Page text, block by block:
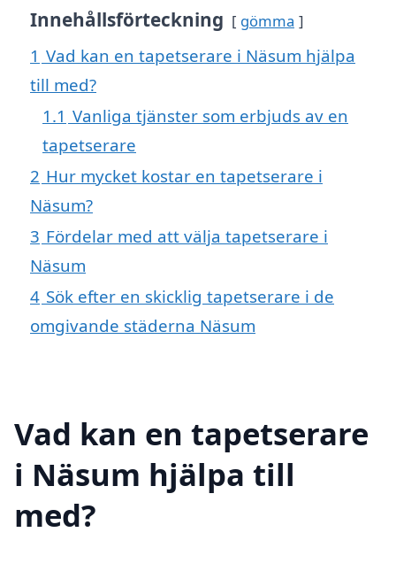
Innehållsförteckning gömma
1 Vad kan en tapetserare i Näsum hjälpa
till med?
1.1 Vanliga tjänster som erbjuds av en
tapetserare
2 Hur mycket kostar en tapetserare i
Näsum?
3 Fördelar med att välja tapetserare i
Näsum
4 Sök efter en skicklig tapetserare i de
omgivande städerna Näsum
Vad kan en tapetserare
i Näsum hjälpa till
med?